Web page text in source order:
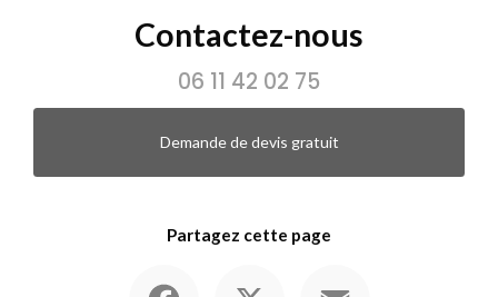
Contactez-nous
06 11 42 02 75
Demande de devis gratuit
Partagez cette page